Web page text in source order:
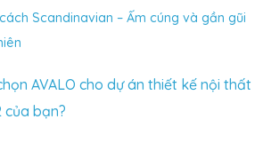
Scandinavian – Ấm cúng và gần gũi
AVALO cho dự án thiết kế nội thất
của bạn?